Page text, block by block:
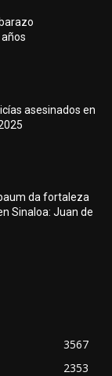
asesinados en
da fortaleza
Sinaloa: Juan de
3567
2353